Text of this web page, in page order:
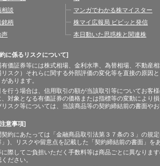
談
柄
声
マンガでわかる株マイスター
株マイ広報局 ビビッと発信
本日動いた思惑株と関連株
に係るリスクについて]
有価証券等には株式相場、金利水準、為替相場、不動産
スク）それらに関する外部評価の変化等を直接の原因
あります。
行う場合は、信用取引の額が当該取引等についてお客
、対象となる有価証券の価格または指標等の変動により
スク等については、当該商品等の契約締結前の書面や
意事項]
約にあたっては「金融商品取引法第３７条の３」の規
」)、リスクや留意点を記載した「契約締結前の書面」を
際してご負担いただく手数料等は商品ごとに異なりま
ださい。